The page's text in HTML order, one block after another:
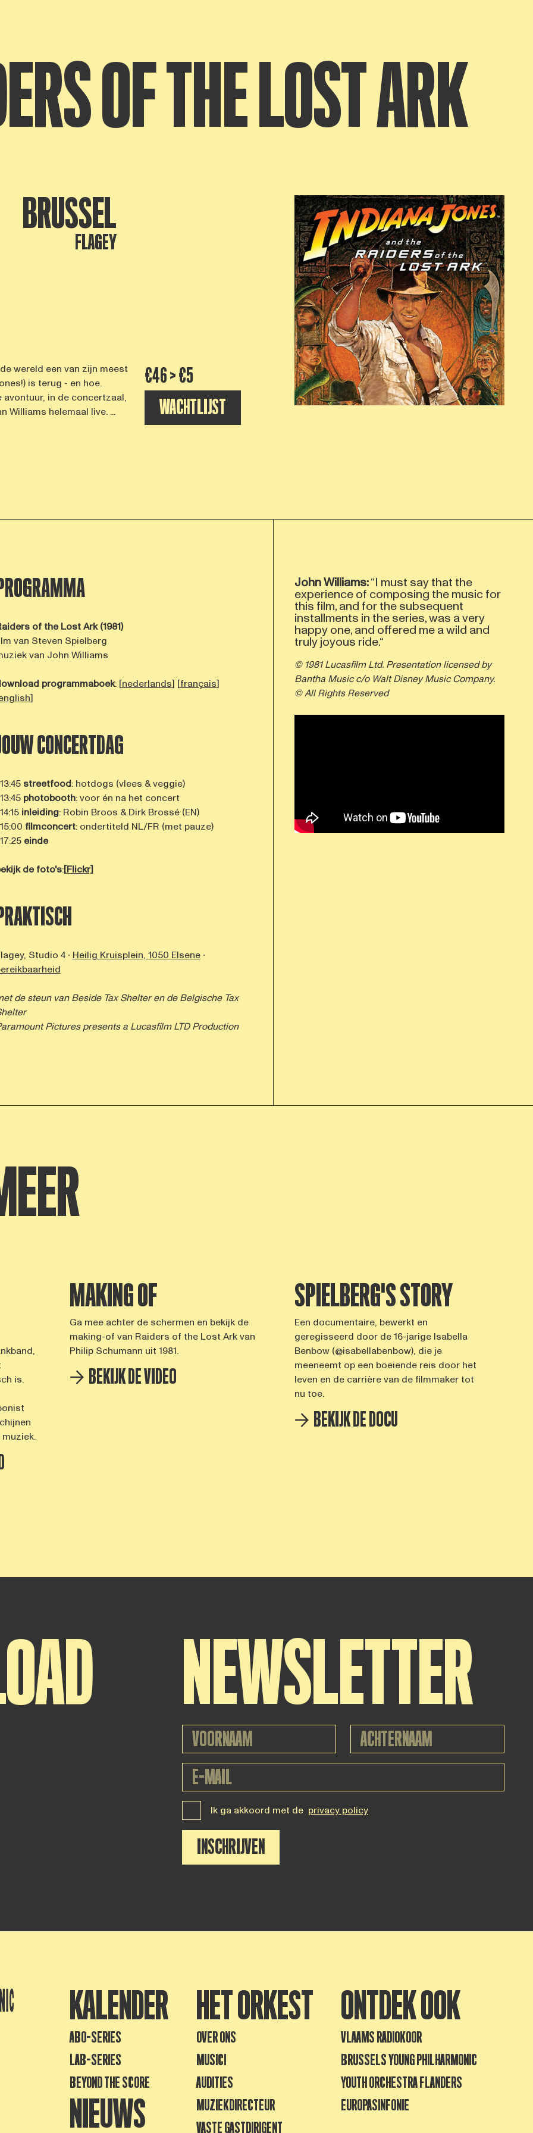
OF THE LOST ARK
BRUSSEL
FLAGEY
wereld een van zijn meest
is terug - en hoe.
in de concertzaal,
Williams helemaal live. ...
€46 > €5
WACHTLIJST
PROGRAMMA
of the Lost Ark (1981)
van Steven Spielberg
van John Williams
programmaboek: [nederlands] [français]
]
CONCERTDAG
streetfood: hotdogs (vlees & veggie)
photobooth: voor én na het concert
inleiding: Robin Broos & Dirk Brossé (EN)
15:00 filmconcert: ondertiteld NL/FR (met pauze)
17:25 einde
de foto's:[Flickr]
PRAKTISCH
Studio 4 ∙ Heilig Kruisplein, 1050 Elsene∙
de steun van Beside Tax Shelteren de Belgische Tax
Pictures presents a Lucasfilm LTD Production
John Williams:“I must say that the
experience of composing the music for
this film, and for the subsequent
installments in the series, was a very
happy one, and offered me a wild and
truly joyous ride.“
© 1981 Lucasfilm Ltd. Presentation licensed by
Bantha Music c/o Walt Disney Music Company.
© All Rights Reserved
is.
MAKING OF
Ga mee achter de schermen en bekijk de
making-of van Raiders of the Lost Ark van
Philip Schumann uit 1981.
BEKIJK DE VIDEO
SPIELBERG'S STORY
Een documentaire, bewerkt en
geregisseerd door de 16-jarige Isabella
Benbow (@isabellabenbow), die je
meeneemt op een boeiende reis door het
leven en de carrière van de filmmaker tot
nu toe.
BEKIJK DE DOCU
NEWSLETTER
Ik ga akkoord met de privacy policy
INSCHRIJVEN
KALENDER
ABO-SERIES
LAB-SERIES
BEYOND THE SCORE
NIEUWS
HET ORKEST
OVER ONS
MUSICI
AUDITIES
MUZIEKDIRECTEUR
VASTE GASTDIRIGENT
ONTDEK OOK
VLAAMS RADIOKOOR
BRUSSELS YOUNG PHILHARMONIC
YOUTH ORCHESTRA FLANDERS
EUROPASINFONIE